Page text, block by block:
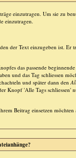
einzutragen. Um sie zu
einzutragen.
der Text einzugeben ist. Er
das passende
und das Tag schliessen
und später dann den
Knopf 'Alle Tags schliessen'
Beitrag einsetzen